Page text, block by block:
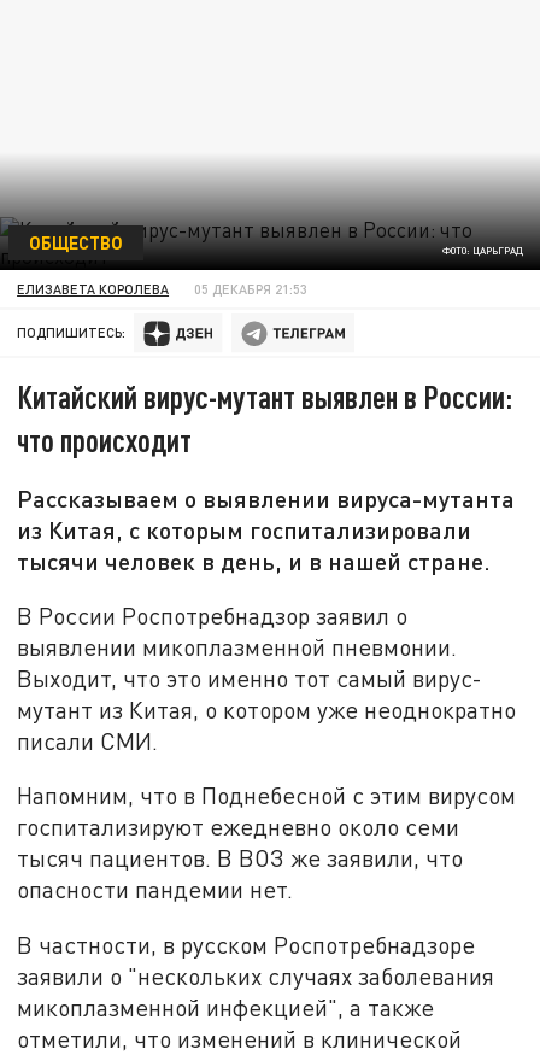
ФОТО: ЦАРЬГРАД
ОБЩЕСТВО
ЕЛИЗАВЕТА КОРОЛЕВА 05 ДЕКАБРЯ 21:53
ПОДПИШИТЕСЬ:
Китайский вирус-мутант выявлен в России:
что происходит
Рассказываем о выявлении вируса-мутанта
из Китая, с которым госпитализировали
тысячи человек в день, и в нашей стране.
В России Роспотребнадзор заявил о
выявлении микоплазменной пневмонии.
Выходит, что это именно тот самый вирус-
мутант из Китая, о котором уже неоднократно
писали СМИ.
Напомним, что в Поднебесной с этим вирусом
госпитализируют ежедневно около семи
тысяч пациентов. В ВОЗ же заявили, что
опасности пандемии нет.
В частности, в русском Роспотребнадзоре
заявили о "нескольких случаях заболевания
микоплазменной инфекцией", а также
отметили, что изменений в клинической